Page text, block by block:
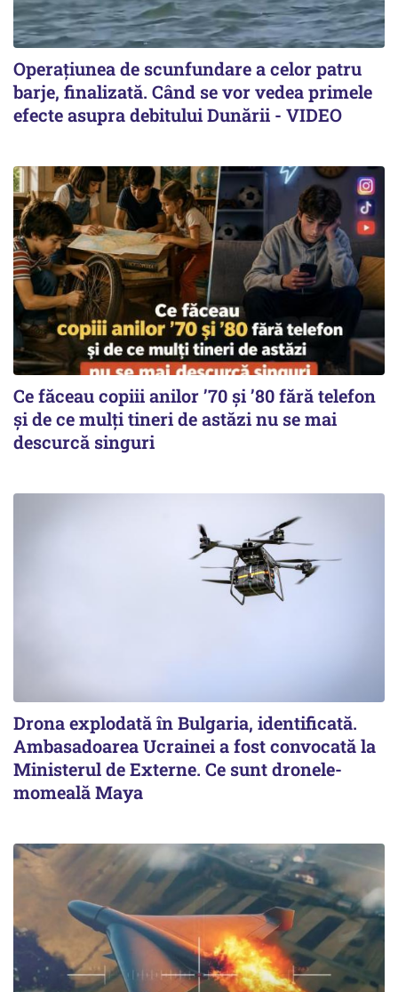
Operațiunea de scunfundare a celor patru
barje, finalizată. Când se vor vedea primele
efecte asupra debitului Dunării - VIDEO
Ce făceau copiii anilor ’70 și ’80 fără telefon
și de ce mulți tineri de astăzi nu se mai
descurcă singuri
Drona explodată în Bulgaria, identificată.
Ambasadoarea Ucrainei a fost convocată la
Ministerul de Externe. Ce sunt dronele-
momeală Maya